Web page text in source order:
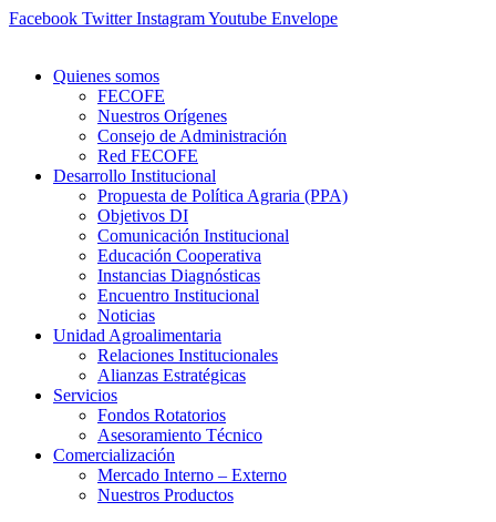
Ir
Facebook Twitter InstagramYoutube Envelope
Quienes somos
FECOFE
Nuestros Orígenes
Consejo de Administración
Red FECOFE
Desarrollo Institucional
Propuesta de Política Agraria (PPA)
Objetivos DI
Comunicación Institucional
Educación Cooperativa
Instancias Diagnósticas
Encuentro Institucional
Noticias
Unidad Agroalimentaria
Relaciones Institucionales
Alianzas Estratégicas
Servicios
Fondos Rotatorios
Asesoramiento Técnico
Comercialización
Mercado Interno – Externo
Nuestros Productos